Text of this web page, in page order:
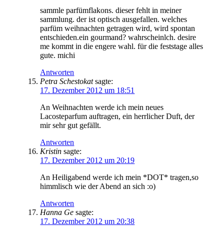
sammle parfümflakons. dieser fehlt in meiner
sammlung. der ist optisch ausgefallen. welches
parfüm weihnachten getragen wird, wird spontan
entschieden.ein gourmand? wahrscheinlch. desire
me kommt in die engere wahl. für die feststage alles
gute. michi
Antworten
Petra Schestokat sagte:
17. Dezember 2012 um 18:51
An Weihnachten werde ich mein neues
Lacosteparfum auftragen, ein herrlicher Duft, der
mir sehr gut gefällt.
Antworten
Kristin sagte:
17. Dezember 2012 um 20:19
An Heiligabend werde ich mein *DOT* tragen,so
himmlisch wie der Abend an sich :o)
Antworten
Hanna Ge sagte:
17. Dezember 2012 um 20:38